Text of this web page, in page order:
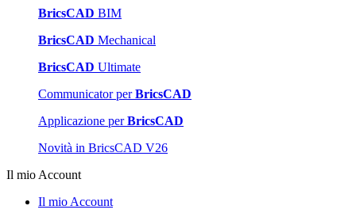
BricsCAD BIM
BricsCAD Mechanical
BricsCAD Ultimate
Communicator perBricsCAD
Applicazione perBricsCAD
Novità in BricsCAD V26
Il mio Account
Il mio Account